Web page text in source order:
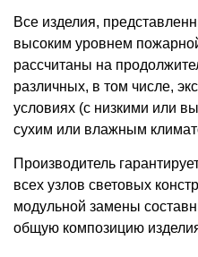
Все изделия,
высоким уровнем
рассчитаны на
различных, в том числе,
условиях (с низкими или
сухим или влажным
Производитель
всех узлов световых
модульной замены
общую композицию